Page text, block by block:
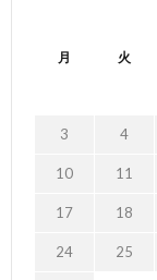
月 火
3 4
10 11
17 18
24 25